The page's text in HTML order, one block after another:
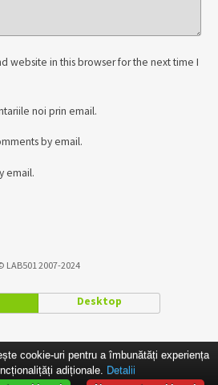
website in this browser for the next time I
noi prin email.
by email.
email.
LAB501 2007-2024
Desktop
cookie-uri pentru a îmbunătăți experiența
adiționale. Detalii